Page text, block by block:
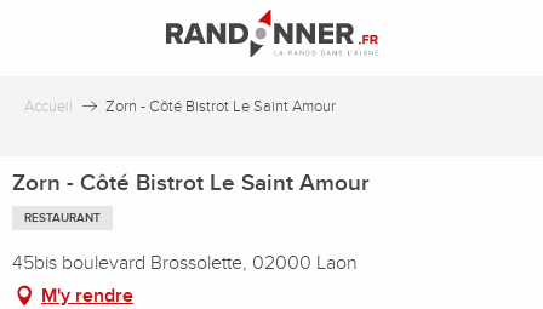
principal
Accueil Zorn - Côté Bistrot Le Saint Amour
Zorn - Côté Bistrot Le Saint Amour
RESTAURANT
45bis boulevard Brossolette, 02000 Laon
M'y rendre